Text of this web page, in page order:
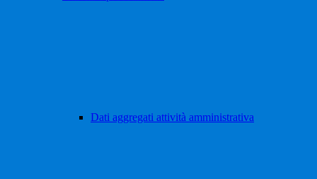
Dati aggregati attività amministrativa